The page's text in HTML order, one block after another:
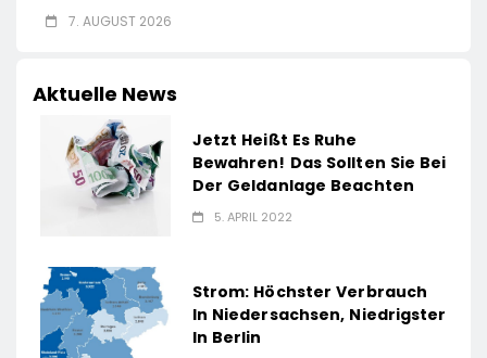
7. AUGUST 2026
Aktuelle News
Jetzt Heißt Es Ruhe
Bewahren! Das Sollten Sie Bei
Der Geldanlage Beachten
5. APRIL 2022
Strom: Höchster Verbrauch
In Niedersachsen, Niedrigster
In Berlin